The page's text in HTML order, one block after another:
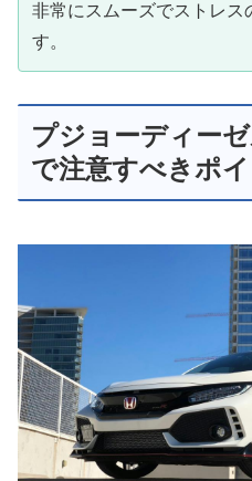
非常にスムーズでストレス
す。
プジョーディー
で注意すべきポ